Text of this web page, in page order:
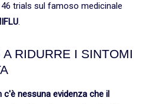
trials sul famoso medicinale
.
RIDURRE I SINTOMI
c'è nessuna evidenza che il